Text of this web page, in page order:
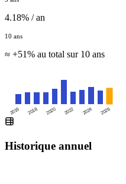
4.18% / an
10 ans
≈ +51% au total sur 10 ans
2016 2018 2020 2022 2024 2026
Historique annuel